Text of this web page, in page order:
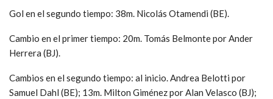
Gol en el segundo tiempo: 38m. Nicolás Otamendi (BE).
Cambio en el primer tiempo: 20m. Tomás Belmonte por Ander
Herrera (BJ).
Cambios en el segundo tiempo: al inicio. Andrea Belotti por
Samuel Dahl (BE); 13m. Milton Giménez por Alan Velasco (BJ);